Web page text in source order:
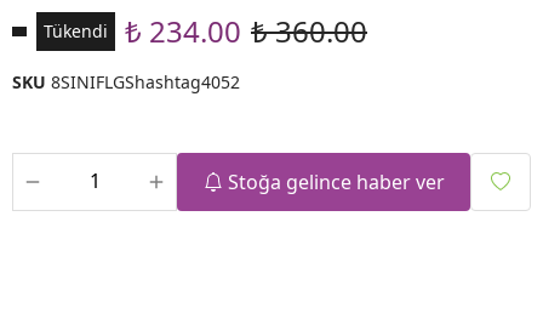
Tükendi ₺ 234.00 ₺ 360.00
SKU 8SINIFLGShashtag4052
Stoğa gelince haber ver